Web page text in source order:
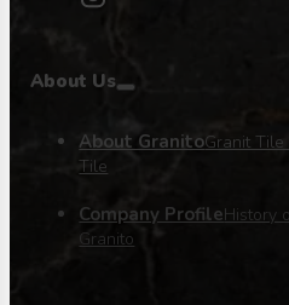
About Us
About GranitoGranit
Tile
Company ProfileHistory
Granito